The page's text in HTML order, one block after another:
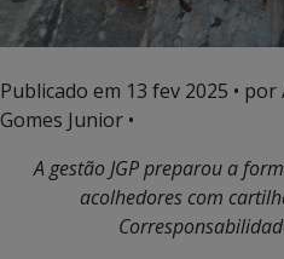
Publicado em 13 fev 2025 •
Gomes Junior •
A gestão JGP preparou a
acolhedorescom